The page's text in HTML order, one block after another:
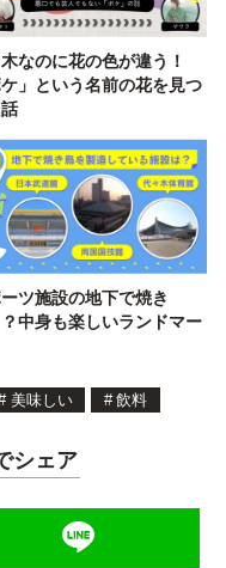
なのに花の色が違う！
ケ」という名前の花を見つ
ツ施設の地下で焼き
中身も楽しいランドマー
美味しい # 飲料
シェア